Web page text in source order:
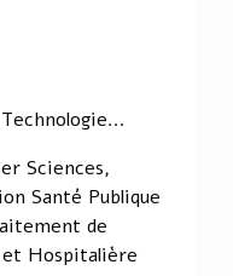
Sciences,
Santé Publique
de
Hospitalière